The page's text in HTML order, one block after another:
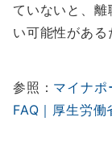
ていないと、
い可能性がある
参照： マイナポ
FAQ｜厚生労働